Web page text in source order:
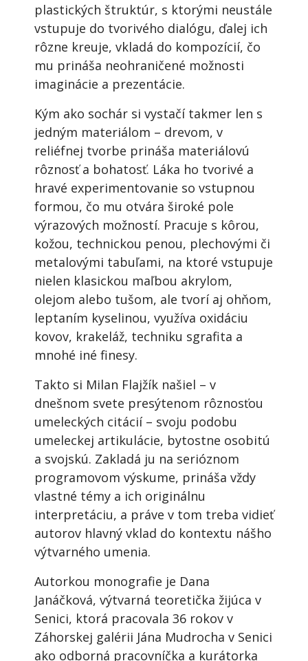
plastických štruktúr, s ktorými neustále
vstupuje do tvorivého dialógu, ďalej ich
rôzne kreuje, vkladá do kompozícií, čo
mu prináša neohraničené možnosti
imaginácie a prezentácie.
Kým ako sochár si vystačí takmer len s
jedným materiálom – drevom, v
reliéfnej tvorbe prináša materiálovú
rôznosť a bohatosť. Láka ho tvorivé a
hravé experimentovanie so vstupnou
formou, čo mu otvára široké pole
výrazových možností. Pracuje s kôrou,
kožou, technickou penou, plechovými či
metalovými tabuľami, na ktoré vstupuje
nielen klasickou maľbou akrylom,
olejom alebo tušom, ale tvorí aj ohňom,
leptaním kyselinou, využíva oxidáciu
kovov, krakeláž, techniku sgrafita a
mnohé iné finesy.
Takto si Milan Flajžík našiel – v
dnešnom svete presýtenom rôznosťou
umeleckých citácií – svoju podobu
umeleckej artikulácie, bytostne osobitú
a svojskú. Zakladá ju na serióznom
programovom výskume, prináša vždy
vlastné témy a ich originálnu
interpretáciu, a práve v tom treba vidieť
autorov hlavný vklad do kontextu nášho
výtvarného umenia.
Autorkou monografie je Dana
Janáčková, výtvarná teoretička žijúca v
Senici, ktorá pracovala 36 rokov v
Záhorskej galérii Jána Mudrocha v Senici
ako odborná pracovníčka a kurátorka